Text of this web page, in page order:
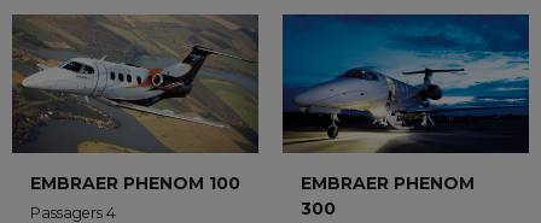
EMBRAER PHENOM 100
Passagers 4
EMBRAER PHENOM
300